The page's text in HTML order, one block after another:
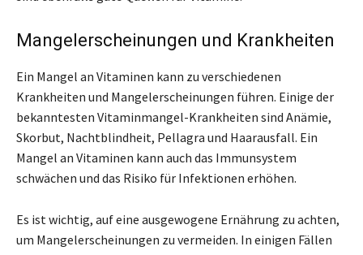
Mangelerscheinungen und Krankheiten
Ein Mangel an Vitaminen kann zu verschiedenen
Krankheiten und Mangelerscheinungen führen. Einige der
bekanntesten Vitaminmangel-Krankheiten sind Anämie,
Skorbut, Nachtblindheit, Pellagra und Haarausfall. Ein
Mangel an Vitaminen kann auch das Immunsystem
schwächen und das Risiko für Infektionen erhöhen.
Es ist wichtig, auf eine ausgewogene Ernährung zu achten,
um Mangelerscheinungen zu vermeiden. In einigen Fällen